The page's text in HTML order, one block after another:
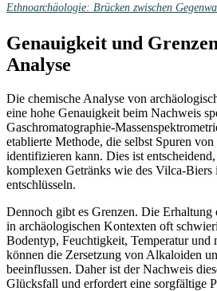
Ethnoarchäologie: Brücken zwischen
Genauigkeit und
Analyse
Die chemische Analyse von
eine hohe Genauigkeit beim Nachweis
Gaschromatographie-
etablierte Methode, die selbst Spuren
identifizieren kann. Dies ist
komplexen Getränks wie des Vilca-Biers
entschlüsseln.
Dennoch gibt es Grenzen. Die Erhaltung
in archäologischen Kontexten oft
Bodentyp, Feuchtigkeit, Temperatur
können die Zersetzung von Alkaloiden
beeinflussen. Daher ist der Nachweis
Glücksfall und erfordert eine sorgfältige